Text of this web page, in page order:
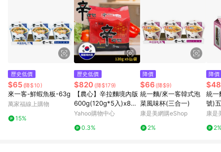
歷史低價
$65 (降$10)
來一客-鮮蝦魚板-63g
萬家福線上購物
15%
歷史低價
$820 (降$179)
【農心】辛拉麵境內版
600g(120g*5入)x8袋/
組(即期特惠)
Yahoo購物中心
0.3%
降價
$66 (降$9)
統一麵/來一客韓式泡
菜風味杯(三合一)
康是美網購eShop
2%
降價
統一
號)
12
康是